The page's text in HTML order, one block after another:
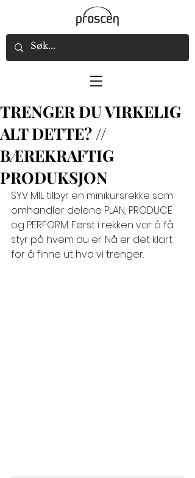
TRENGER DU VIRKELIG
ALT DETTE? //
BÆREKRAFTIG
PRODUKSJON
SYV MIL tilbyr en minikursrekke som
omhandler delene PLAN, PRODUCE
og PERFORM. Først i rekken var å få
styr på hvem du er. Nå er det klart
for å finne ut hva vi trenger.